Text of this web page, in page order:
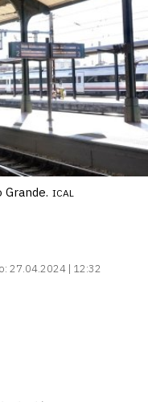
ICAL
27.04.2024 | 12:32